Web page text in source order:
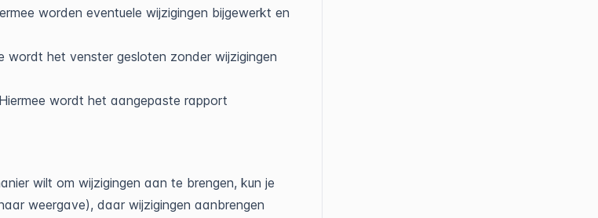
worden eventuele wijzigingen bijgewerkt en
wordt het venster gesloten zonder wijzigingen
Hiermee wordt het aangepaste rapport
wilt om wijzigingen aan te brengen, kun je
weergave), daar wijzigingen aanbrengen